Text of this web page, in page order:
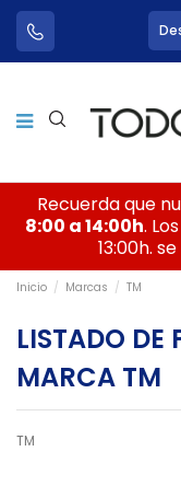
Recuerda que
8:00 a 14:00h.
13:00h.
Inicio Marcas TM
LISTADO DE
MARCA TM
TM